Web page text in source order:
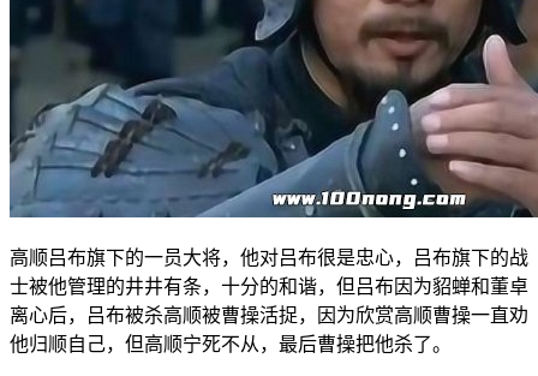
高顺吕布旗下的一员大将，他对吕布很是忠心，吕布旗下的战
士被他管理的井井有条，十分的和谐，但吕布因为貂蝉和董卓
离心后，吕布被杀高顺被曹操活捉，因为欣赏高顺曹操一直劝
他归顺自己，但高顺宁死不从，最后曹操把他杀了。